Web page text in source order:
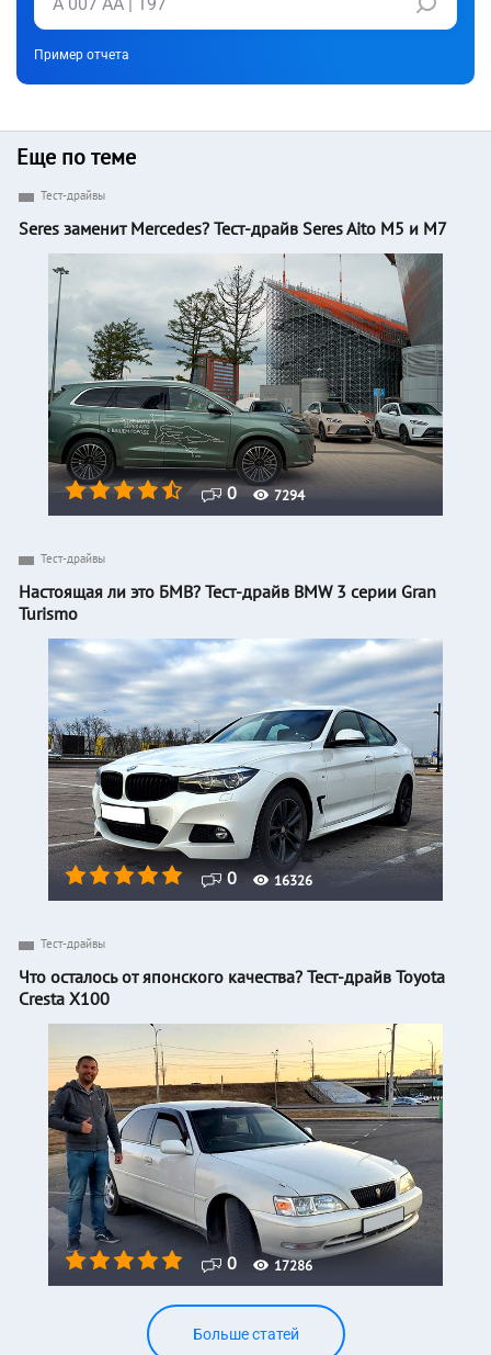
Пример отчета
Еще по теме
0 7294
Тест-драйвы
Seres заменит Mercedes? Тест-драйв Seres Aito M5 и M7
0 16326
Тест-драйвы
Настоящая ли это БМВ? Тест-драйв BMW 3 серии Gran
Turismo
0 17286
Тест-драйвы
Что осталось от японского качества? Тест-драйв Toyota
Cresta X100
Больше статей